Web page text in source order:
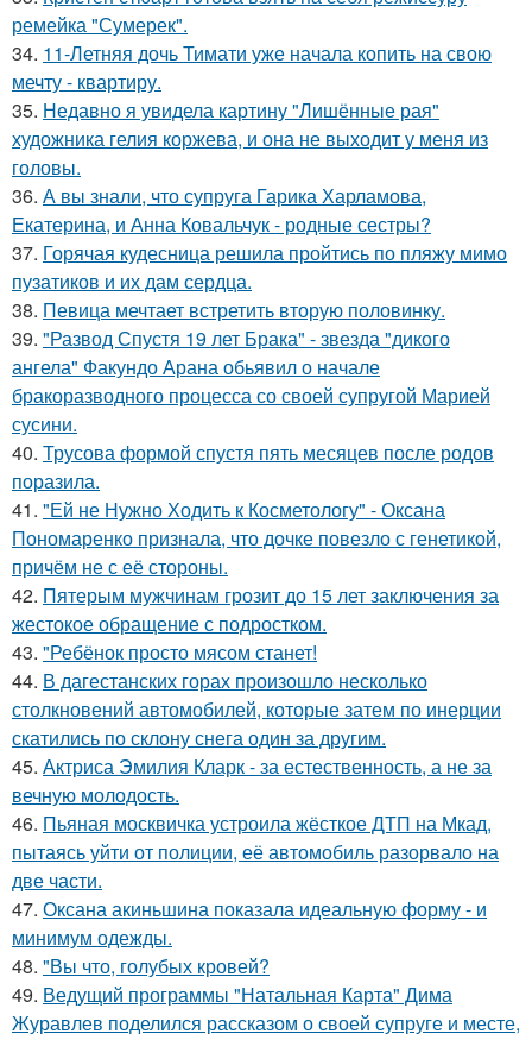
ремейка "Сумерек".
34. 11-Летняя дочь Тимати уже начала копить на свою
мечту - квартиру.
35. Недавно я увидела картину "Лишённые рая"
художника гелия коржева, и она не выходит у меня из
головы.
36. А вы знали, что супруга Гарика Харламова,
Екатерина, и Анна Ковальчук - родные сестры?
37. Горячая кудесница решила пройтись по пляжу мимо
пузатиков и их дам сердца.
38. Певица мечтает встретить вторую половинку.
39. "Развод Спустя 19 лет Брака" - звезда "дикого
ангела" Факундо Арана обьявил о начале
бракоразводного процесса со своей супругой Марией
сусини.
40. Трусова формой спустя пять месяцев после родов
поразила.
41. "Ей не Нужно Ходить к Косметологу" - Оксана
Пономаренко признала, что дочке повезло с генетикой,
причём не с её стороны.
42. Пятерым мужчинам грозит до 15 лет заключения за
жестокое обращение с подростком.
43. "Ребёнок просто мясом станет!
44. В дагестанских горах произошло несколько
столкновений автомобилей, которые затем по инерции
скатились по склону снега один за другим.
45. Актриса Эмилия Кларк - за естественность, а не за
вечную молодость.
46. Пьяная москвичка устроила жёсткое ДТП на Мкад,
пытаясь уйти от полиции, её автомобиль разорвало на
две части.
47. Оксана акиньшина показала идеальную форму - и
минимум одежды.
48. "Вы что, голубых кровей?
49. Ведущий программы "Натальная Карта" Дима
Журавлев поделился рассказом о своей супруге и месте,